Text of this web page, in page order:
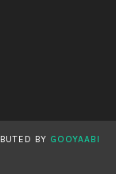
BY GOOYAABI